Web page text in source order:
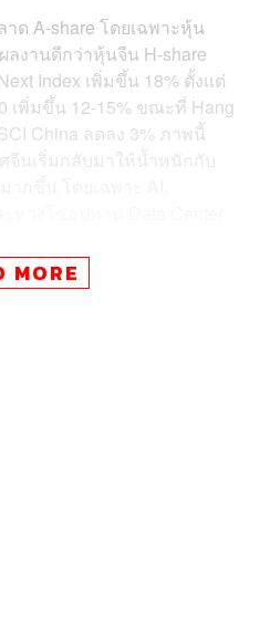
A-share โดยเฉพาะหุ้น
งานดีกว่าหุ้นจีน H-share
Index เพิ่มขึ้น 18% ตั้งแต่
เพิ่มขึ้น 12-15% ขณะที่ Hang
China ลดลง 3% ภาพนี้
จีนเริ่มกลับมาให้น้ำหนักกับ
นโลยีจีนรอบนี้ไม่ได้เหมือน
เช่น E-commerce, Social
MORE